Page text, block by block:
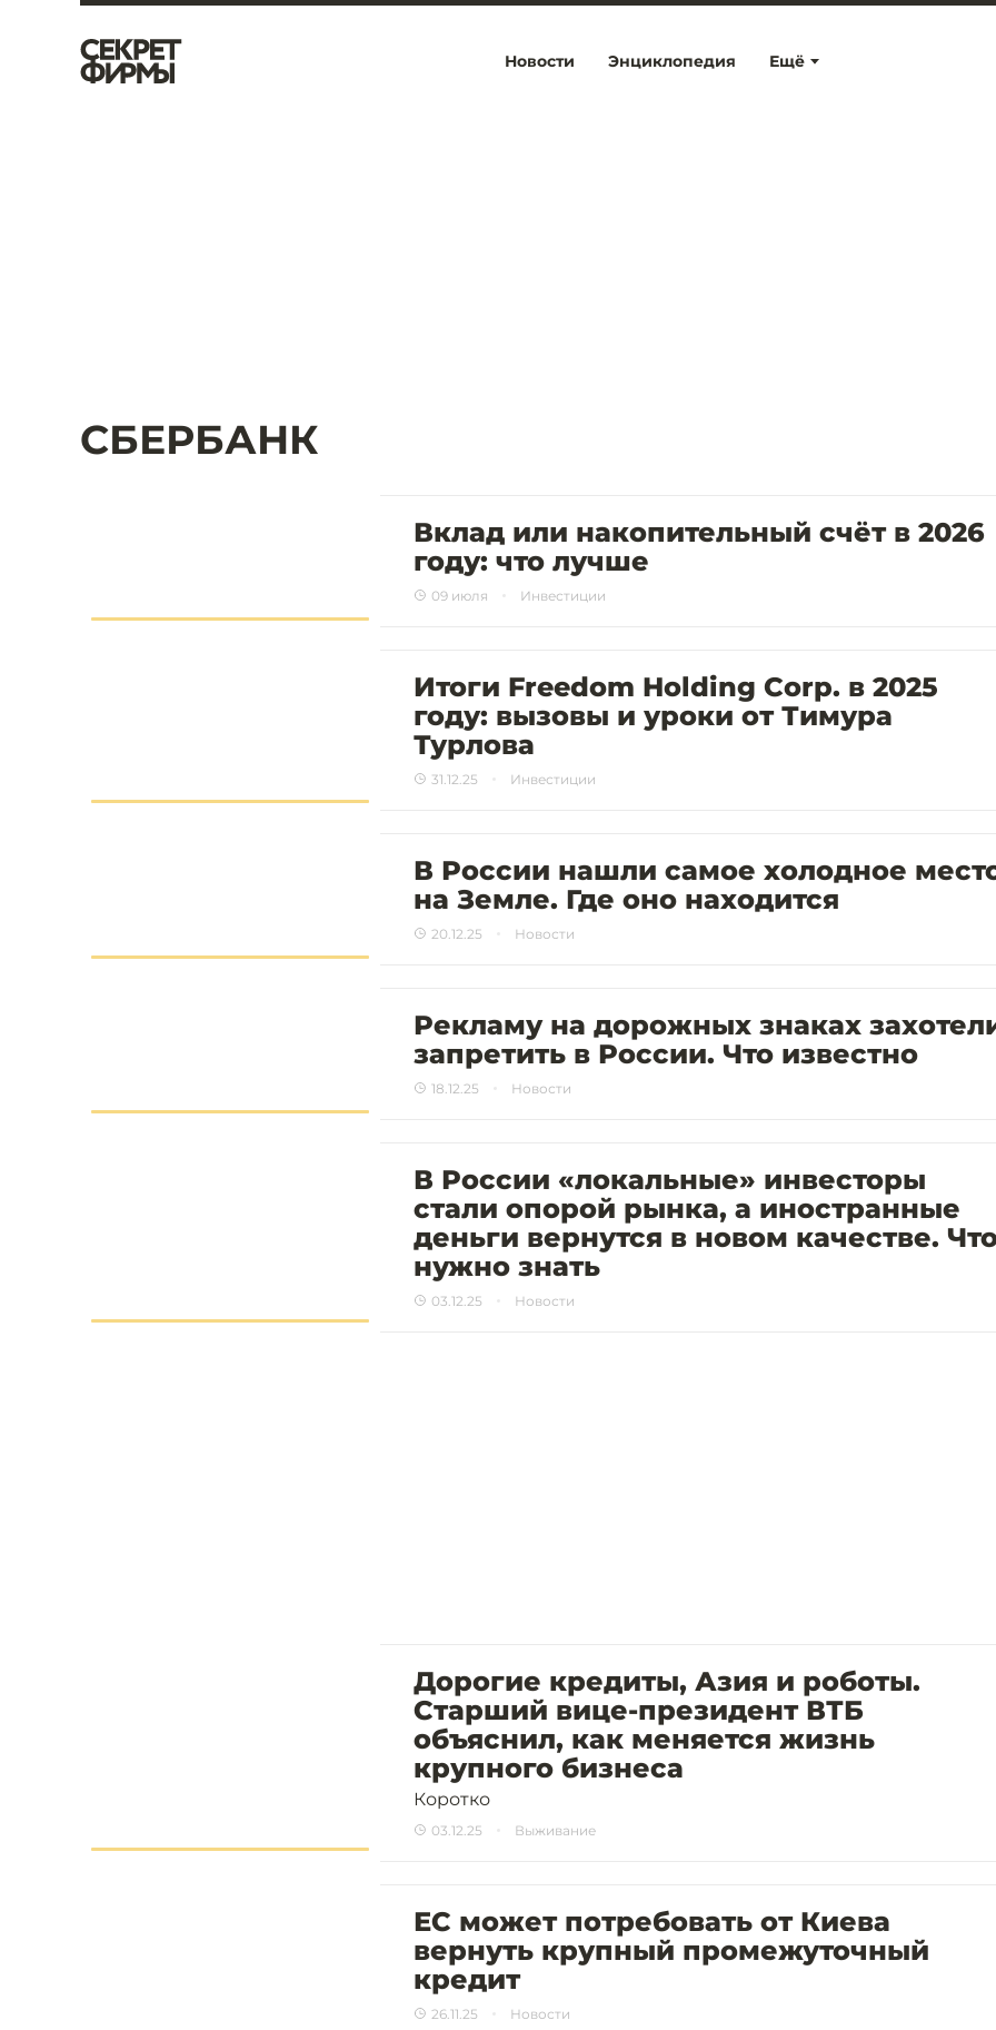
Ещё
Новости Энциклопедия
СБЕРБАНК
Вклад или накопительный счёт в 2026
году: что лучше
09 июля Инвестиции
Итоги Freedom Holding Corp. в 2025
году: вызовы и уроки от Тимура
Турлова
31.12.25 Инвестиции
В России нашли самое холодное
на Земле. Где оно находится
20.12.25 Новости
Рекламу на дорожных знаках
запретить в России. Что известно
18.12.25 Новости
В России «локальные» инвесторы
стали опорой рынка, а иностранные
деньги вернутся в новом качестве.
нужно знать
03.12.25 Новости
Дорогие кредиты, Азия и роботы.
Старший вице-президент ВТБ
объяснил, как меняется жизнь
крупного бизнеса
Коротко
03.12.25 Выживание
ЕС может потребовать от Киева
вернуть крупный промежуточный
кредит
26.11.25 Новости